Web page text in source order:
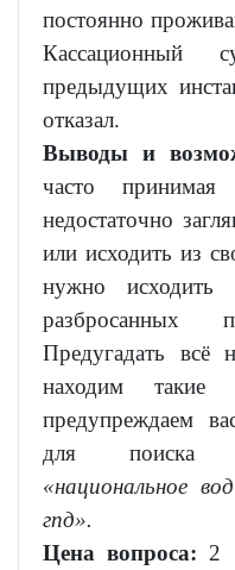
постоянно
Кассационный
предыдущих
отказал.
Выводы и
часто принимая
недостаточно
или исходить из
нужно исходить
Предугадать всё
находим такие
предупреждаем
для поиска в
«национальное
гпд».
Цена вопроса: 2